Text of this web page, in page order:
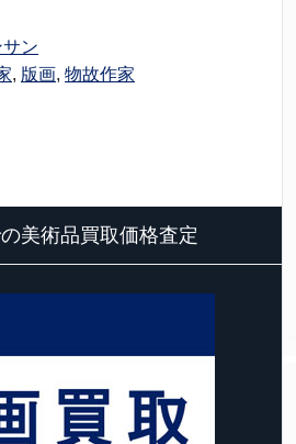
ン
, 版画, 物故作家
美術品買取価格査定